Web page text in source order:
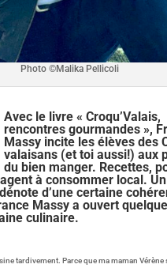
Photo ©Malika Pellicoli
Avec le livre « Croqu’Valais,
rencontres gourmandes »,
Massy incite les élèves des
valaisans (et toi aussi!) aux
du bien manger. Recettes,
à consommer local. Un
d’une certaine
Massy a ouvert
culinaire.
tardivement. Parce que ma maman Vérène